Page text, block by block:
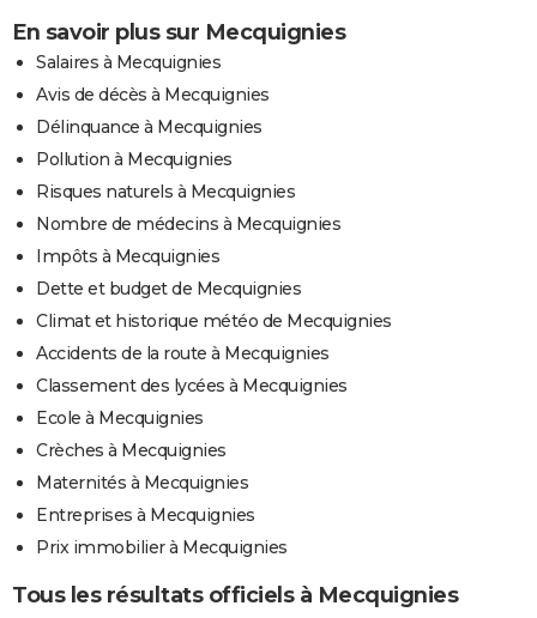
En savoir plus sur Mecquignies
Salaires à Mecquignies
Avis de décès à Mecquignies
Délinquance à Mecquignies
Pollution à Mecquignies
Risques naturels à Mecquignies
Nombre de médecins à Mecquignies
Impôts à Mecquignies
Dette et budget de Mecquignies
Climat et historique météo de Mecquignies
Accidents de la route à Mecquignies
Classement des lycées à Mecquignies
Ecole à Mecquignies
Crèches à Mecquignies
Maternités à Mecquignies
Entreprises à Mecquignies
Prix immobilier à Mecquignies
Tous les résultats officiels à Mecquignies